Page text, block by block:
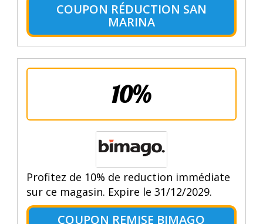
COUPON RÉDUCTION SAN
MARINA
10%
Profitez de 10% de reduction immédiate
sur ce magasin. Expire le 31/12/2029.
COUPON REMISE BIMAGO